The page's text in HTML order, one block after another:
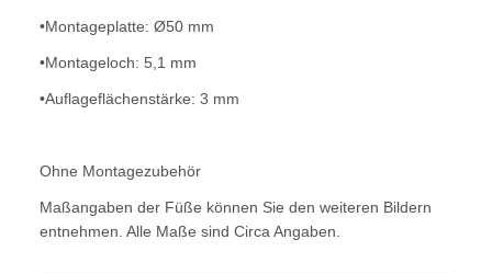
•Montageplatte: Ø50 mm
•Montageloch: 5,1 mm
•Auflageflächenstärke: 3 mm
Ohne Montagezubehör
Maßangaben der Füße können Sie den weiteren Bildern
entnehmen. Alle Maße sind Circa Angaben.